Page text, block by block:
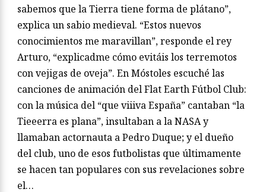
sabemos que la Tierra tiene forma de plátano”,
explica un sabio medieval. “Estos nuevos
conocimientos me maravillan”, responde el rey
Arturo, “explicadme cómo evitáis los terremotos
con vejigas de oveja”. En Móstoles escuché las
canciones de animación del Flat Earth Fútbol Club:
con la música del “que viiiva España” cantaban “la
Tieeerra es plana”, insultaban a la NASA y
llamaban actornauta a Pedro Duque; y el dueño
del club, uno de esos futbolistas que últimamente
se hacen tan populares con sus revelaciones sobre
el…